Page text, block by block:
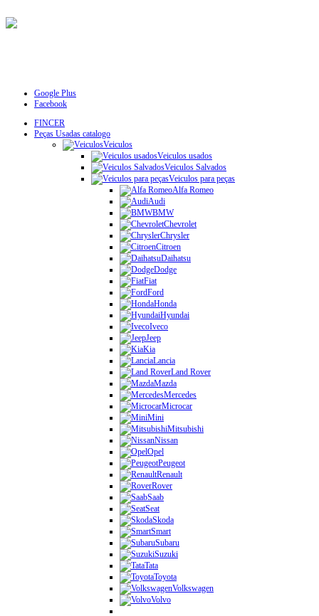
Google Plus
Facebook
FINCER
Peças Usadas catalogo
Veiculos
Veiculos usados
Veiculos Salvados
Veiculos para peças
Alfa Romeo
Audi
BMW
Chevrolet
Chrysler
Citroen
Daihatsu
Dodge
Fiat
Ford
Honda
Hyundai
Iveco
Jeep
Kia
Lancia
Land Rover
Mazda
Mercedes
Microcar
Mini
Mitsubishi
Nissan
Opel
Peugeot
Renault
Rover
Saab
Seat
Skoda
Smart
Subaru
Suzuki
Tata
Toyota
Volkswagen
Volvo